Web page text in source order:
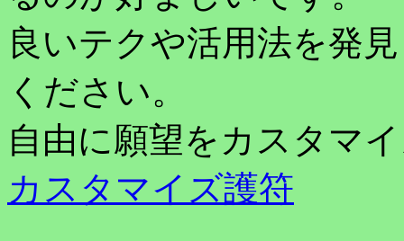
良いテクや活用法を発
ください。
自由に願望をカスタマ
カスタマイズ護符